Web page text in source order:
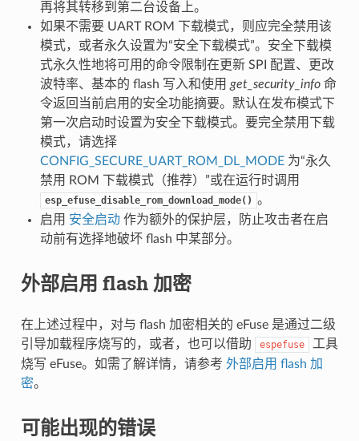
再将其转移到第二台设备上。
如果不需要 UART ROM 下载模式，则应完全禁用该
模式，或者永久设置为“安全下载模式”。安全下载模
式永久性地将可用的命令限制在更新 SPI 配置、更改
波特率、基本的 flash 写入和使用 get_security_info命
令返回当前启用的安全功能摘要。默认在发布模式下
第一次启动时设置为安全下载模式。要完全禁用下载
模式，请选择
CONFIG_SECURE_UART_ROM_DL_MODE为“永久
禁用 ROM 下载模式（推荐）”或在运行时调用
esp_efuse_disable_rom_download_mode() 。
启用 安全启动作为额外的保护层，防止攻击者在启
动前有选择地破坏 flash 中某部分。
外部启用 flash 加密
在上述过程中，对与 flash 加密相关的 eFuse 是通过二级
引导加载程序烧写的，或者，也可以借助
espefuse
工具
烧写 eFuse。如需了解详情，请参考 外部启用 flash 加
密。
可能出现的错误